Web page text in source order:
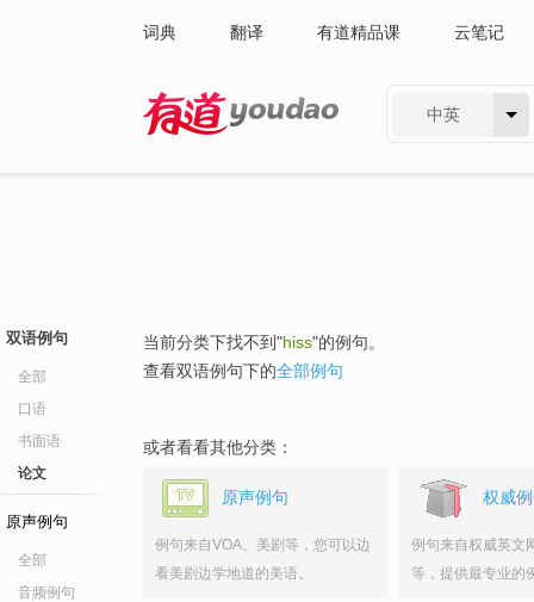
词典 翻译 有道精品课 云笔记
中英
双语例句
全部
口语
书面语
论文
原声例句
全部
音频例句
当前分类下找不到"hiss"的例句。
查看双语例句下的全部例句
或者看看其他分类：
原声例句
例句来自VOA、美剧等，您可以边
看美剧边学地道的美语。
权威
例句来自权威英文
等，提供最专业的